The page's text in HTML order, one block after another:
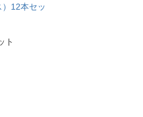
）12本セッ
ト